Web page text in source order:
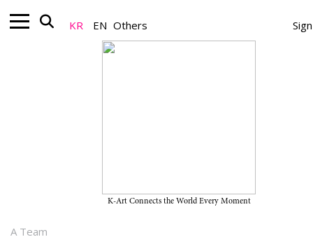
KR EN Others
K-Art Connects the World Every Moment
A Team